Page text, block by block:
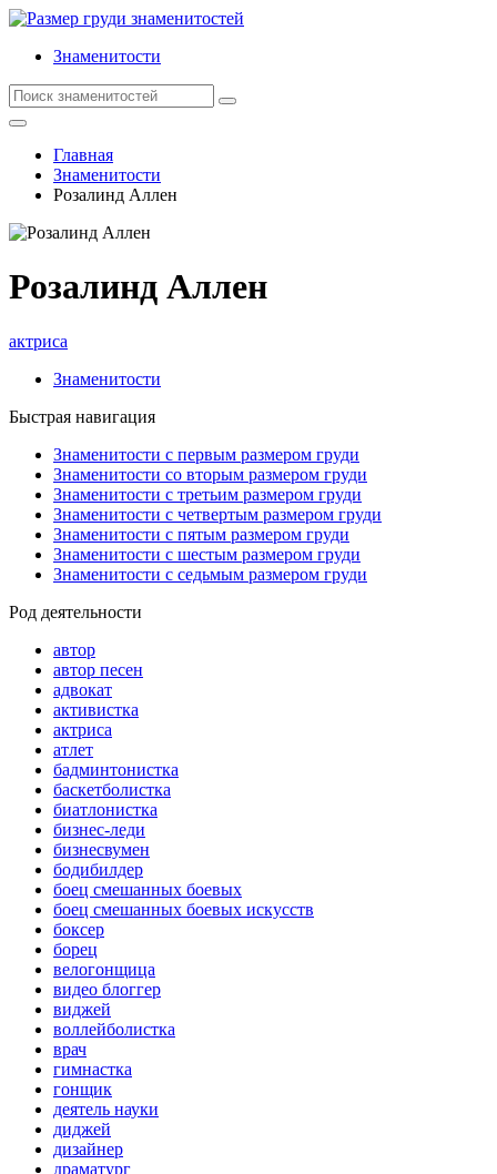
Знаменитости
Главная
Знаменитости
Розалинд Аллен
Розалинд Аллен
актриса
Знаменитости
Быстрая навигация
Знаменитости с первым размером груди
Знаменитости со вторым размером груди
Знаменитости с третьим размером груди
Знаменитости с четвертым размером груди
Знаменитости с пятым размером груди
Знаменитости с шестым размером груди
Знаменитости с седьмым размером груди
Род деятельности
автор
автор песен
адвокат
активистка
актриса
атлет
бадминтонистка
баскетболистка
биатлонистка
бизнес-леди
бизнесвумен
бодибилдер
боец смешанных боевых
боец смешанных боевых искусств
боксер
борец
велогонщица
видео блоггер
виджей
воллейболистка
врач
гимнастка
гонщик
деятель науки
диджей
дизайнер
драматург